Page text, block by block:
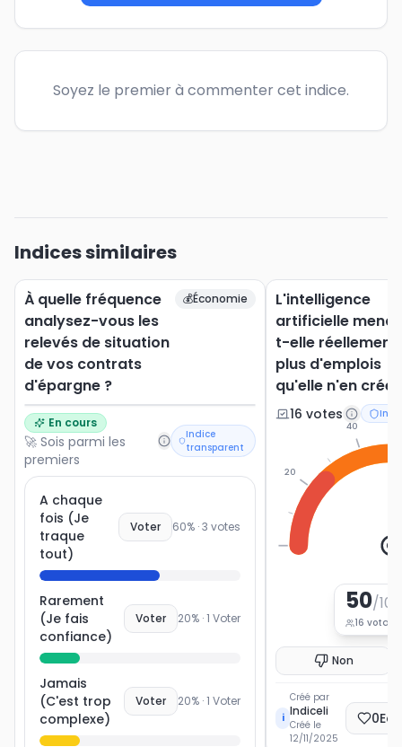
Soyez le premier à commenter cet indice.
Indices similaires
À quelle fréquence
analysez-vous les
relevés de situation
de vos contrats
d'épargne ?
💰Économie
En cours
🚀 Sois parmi les
premiers
Indice
transparent
A chaque
fois (Je
traque
tout)
Voter 60% ·3 votes
Rarement
(Je fais
confiance)
Voter 20% ·1 Voter
Jamais
(C'est trop
complexe)
Voter 20% ·1 Voter
L'intelligence
artificielle
t-elle réellement
plus d'emplois
qu'elle n'en crée
16 votes
20
40
50/100
16
Non
i
Créé par
Indiceli
Créé le
12/11/2025
0